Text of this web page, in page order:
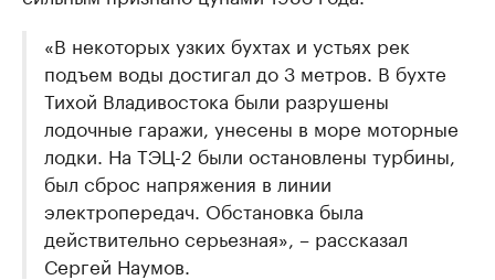
«В некоторых узких бухтах и устьях рек
подъем воды достигал до 3 метров. В бухте
Тихой Владивостока были разрушены
лодочные гаражи, унесены в море моторные
лодки. На ТЭЦ-2 были остановлены турбины,
был сброс напряжения в линии
электропередач. Обстановка была
действительно серьезная», – рассказал
Сергей Наумов.